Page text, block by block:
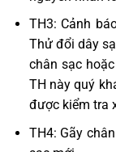
TH3: Cảnh
Thử đổi dây
chân sạc
TH này quý
được kiểm tra
TH4: Gãy